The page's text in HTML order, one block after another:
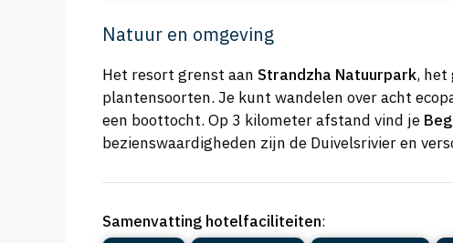
Natuur en omgeving
Het resort grenst aan Strandzha Natuurpark, het
plantensoorten. Je kunt wandelen over acht
een boottocht. Op 3 kilometer afstand vind je
bezienswaardigheden zijn de Duivelsrivier en
Samenvatting hotelfaciliteiten: